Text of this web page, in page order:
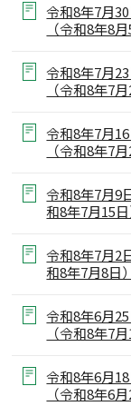
令和8年7月
（令和8年8月
令和8年7月
（令和8年7月
令和8年7月
（令和8年7月
令和8年7月9
和8年7月15日
令和8年7月2
和8年7月8日）
令和8年6月
（令和8年7月
令和8年6月
（令和8年6月